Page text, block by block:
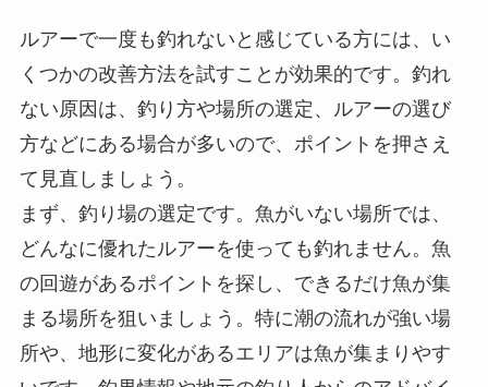
ルアーで一度も釣れないと感じている方には、い
くつかの改善方法を試すことが効果的です。釣れ
ない原因は、釣り方や場所の選定、ルアーの選び
方などにある場合が多いので、ポイントを押さえ
て見直しましょう。
まず、釣り場の選定です。魚がいない場所では、
どんなに優れたルアーを使っても釣れません。魚
の回遊があるポイントを探し、できるだけ魚が集
まる場所を狙いましょう。特に潮の流れが強い場
所や、地形に変化があるエリアは魚が集まりやす